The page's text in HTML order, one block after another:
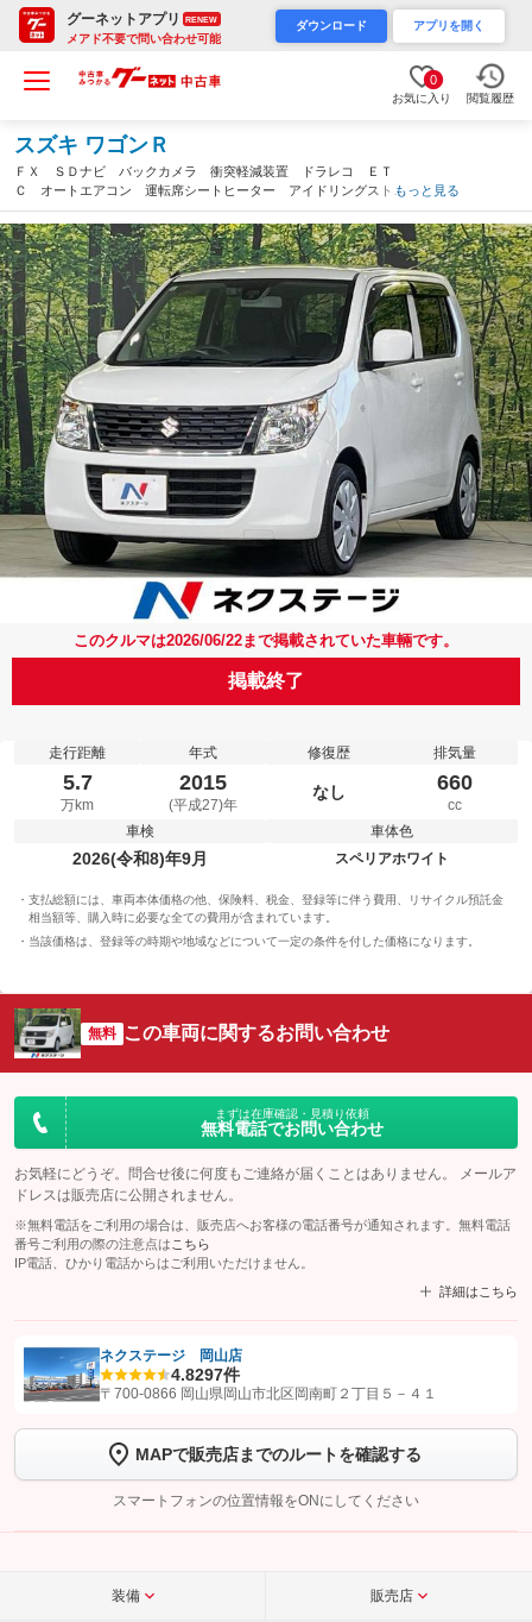
グーネットアプリ RENEW
メアド不要で問い合わせ可能
ダウンロード アプリを開く
0
お気に入り 閲覧履歴
スズキ ワゴンＲ
ＦＸ ＳＤナビ バックカメラ 衝突軽減装置 ドラレコ ＥＴ
Ｃ オートエアコン 運転席シートヒーター アイドリングストッ
プ 横滑り防止 ヘッドライトレベライザー 電動格納ミラー パ
ワーウィンドウ 禁煙車（岡山県）
もっと見る
このクルマは2026/06/22まで掲載されていた車輛です。
掲載終了
走行距離
5.7
万km
年式
2015
(平成27)年
修復歴
なし
排気量
660
cc
車検
2026(令和8)年9月
車体色
スペリアホワイト
支払総額には、車両本体価格の他、保険料、税金、登録等に伴う費用、リサイクル預託金
相当額等、購入時に必要な全ての費用が含まれています。
当該価格は、登録等の時期や地域などについて一定の条件を付した価格になります。
無料 この車両に関するお問い合わせ
まずは在庫確認・見積り依頼
無料電話でお問い合わせ
お気軽にどうぞ。問合せ後に何度もご連絡が届くことはありません。 メールア
ドレスは販売店に公開されません。
※無料電話をご利用の場合は、販売店へお客様の電話番号が通知されます。無料電話
番号ご利用の際の注意点は こちら
IP電話、ひかり電話からはご利用いただけません。
詳細はこちら
【STEP1】認証画面でグーネットを友だち追加してから「許可する」ボタンを押
トーク画面で
ボタンをタップして問い合わせを
完了してください。
こちら
ネクステージ 岡山店
4.8297件
〒700-0866 岡山県岡山市北区岡南町２丁目５－４１
MAPで販売店までのルートを確認する
スマートフォンの位置情報をONにしてください
装備 販売店